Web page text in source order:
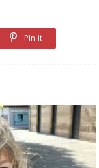
Pin it